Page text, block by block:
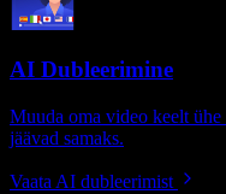
AI Dubleerimine
Muuda oma video keelt
jäävad samaks.
Vaata AI dubleerimist